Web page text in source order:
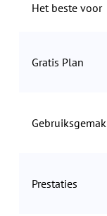
Het beste voor
Gratis Plan
Gebruiksgemak
Prestaties